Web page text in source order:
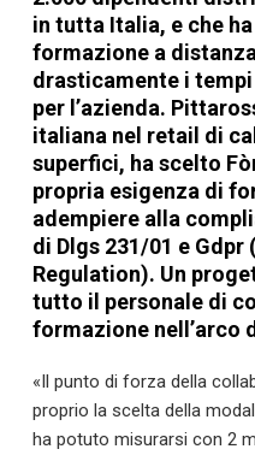
in tutta Italia, e che
formazione a
drasticamente i
per l’azienda.
italiana nel retail di
superfici, ha scelto
propria esigenza di
adempiere alla
di Dlgs 231/01 e
Regulation). Un
tutto il personale di
formazione nell’arco
«Il punto di forza della
proprio la scelta della
ha potuto misurarsi con 2